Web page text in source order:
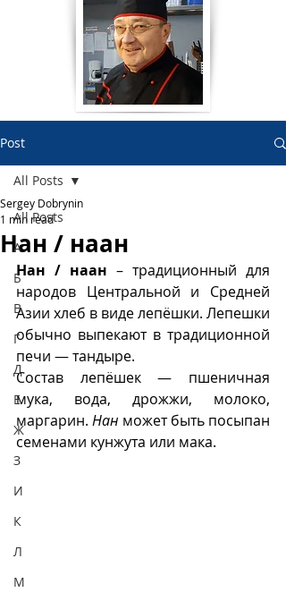
Post
All Posts
А
Б
В
Г
Д
Е
Ж
З
И
К
Л
М
All Posts
Нан / наан
Sergey Dobrynin
1 min read
Нан / наан – традиционный для
народов Центральной и Средней
Азии хлеб в виде лепёшки. Лепешки
обычно выпекают в традиционной
печи — тандыре.
Состав лепёшек — пшеничная
мука, вода, дрожжи, молоко,
маргарин. Нан может быть посыпан
семенами кунжута или мака.